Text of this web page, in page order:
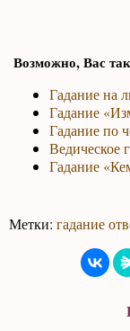
Возможно, Вас
Гадание на
Гадание
Гадание по
Ведическое
Гадание
Метки:гадание